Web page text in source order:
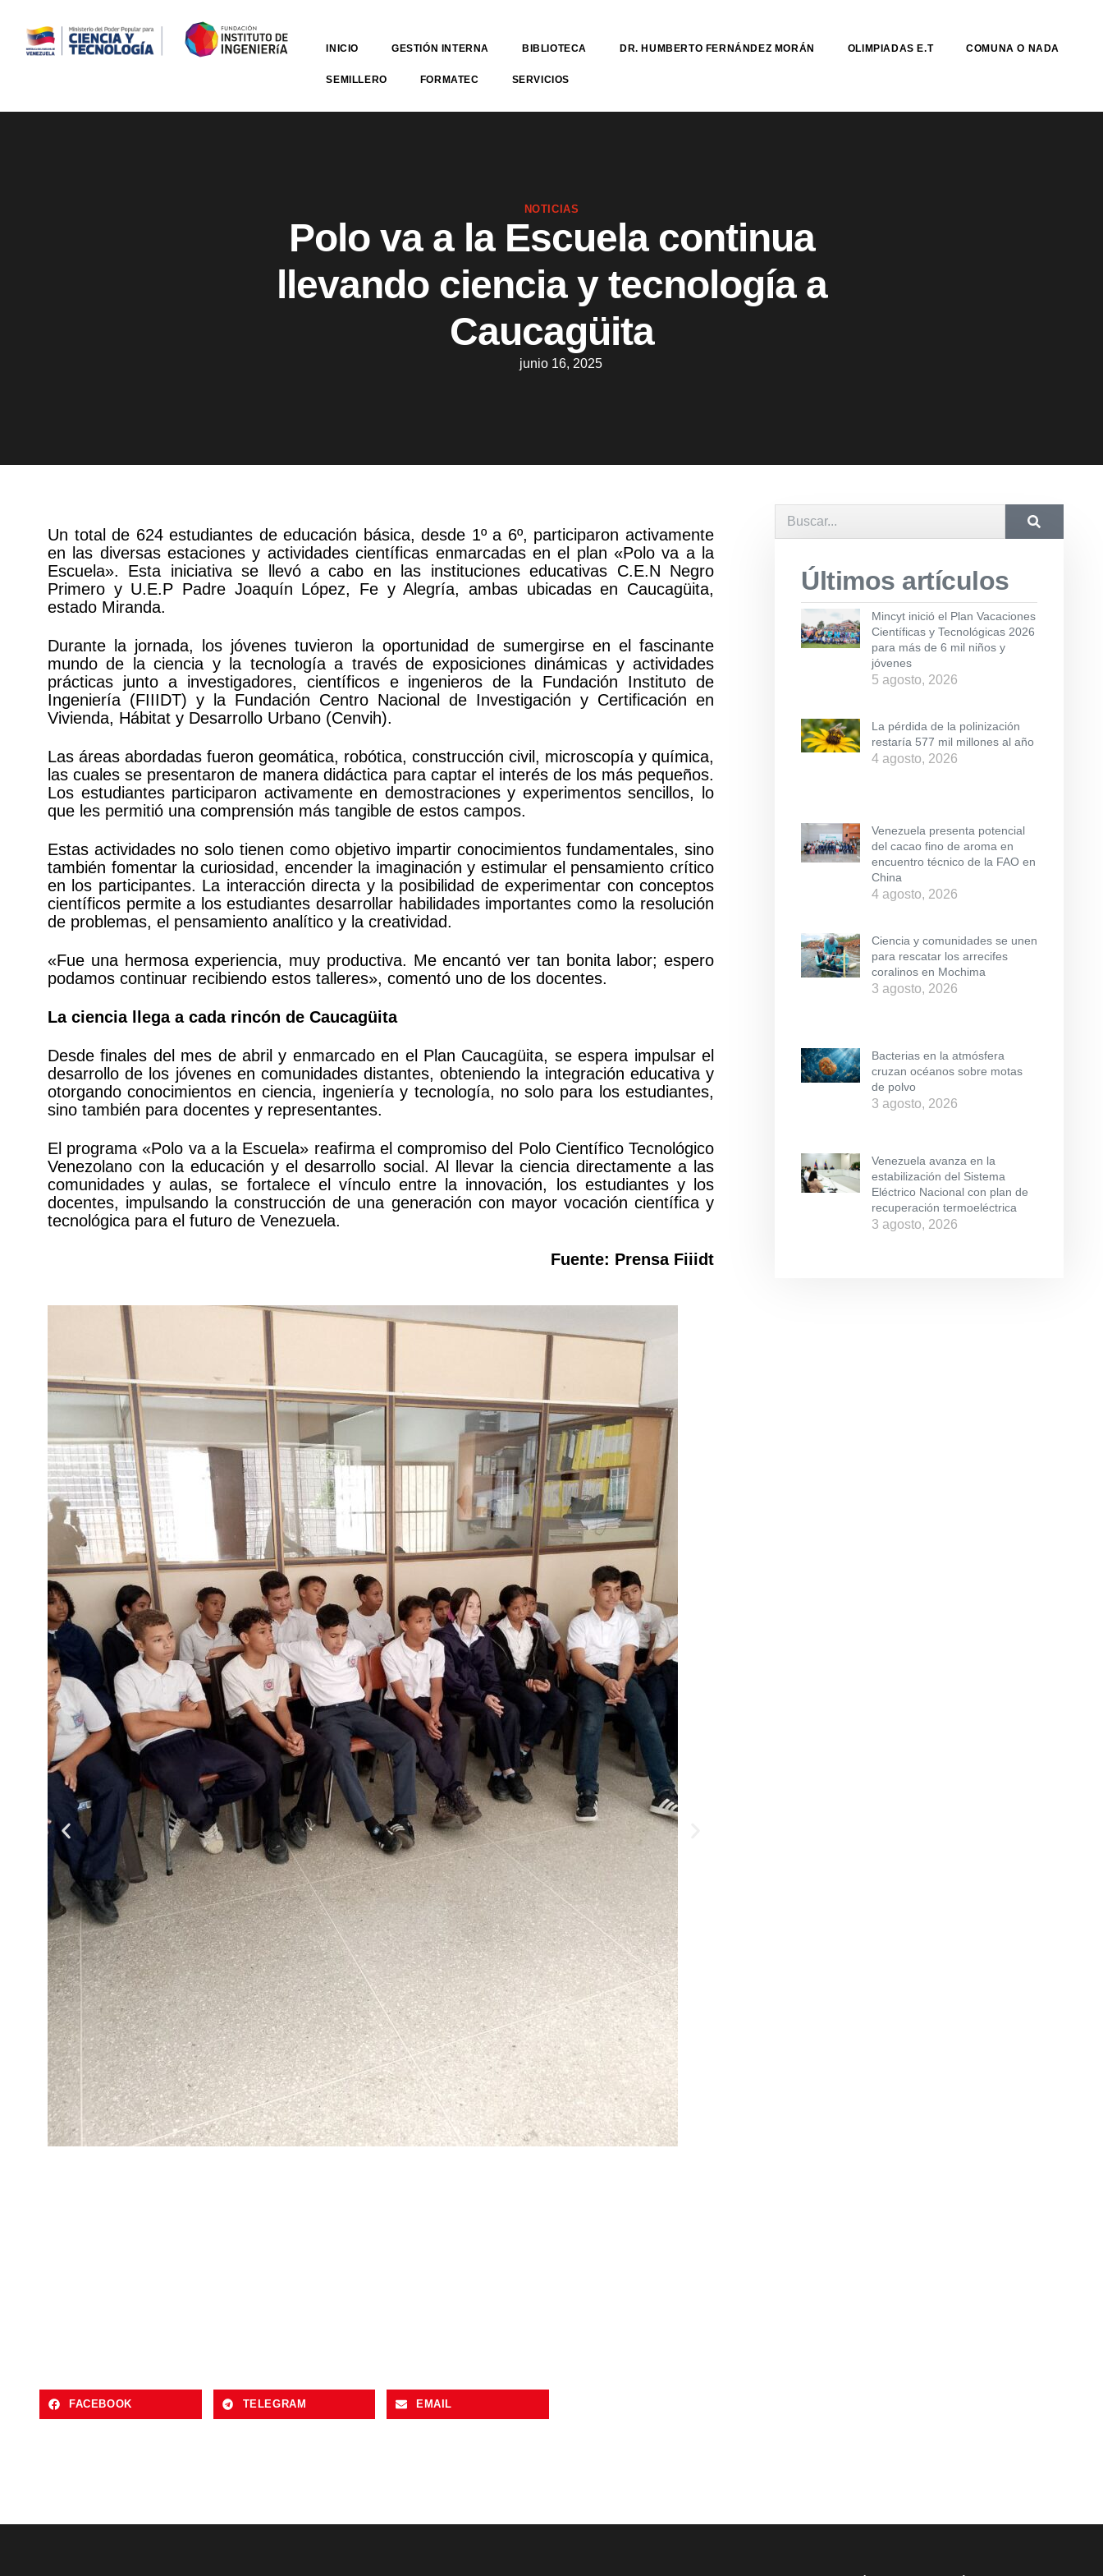
INICIO GESTIÓN INTERNA BIBLIOTECA DR. HUMBERTO FERNÁNDEZ MORÁN OLIMPIADAS E.T COMUNA O NADA
SEMILLERO FORMATEC SERVICIOS
NOTICIAS
Polo va a la Escuela continua
llevando ciencia y tecnología a
Caucagüita
junio 16, 2025
Un total de 624 estudiantes de educación básica, desde 1º a 6º, participaron activamente
en las diversas estaciones y actividades científicas enmarcadas en el plan «Polo va a la
Escuela». Esta iniciativa se llevó a cabo en las instituciones educativas C.E.N Negro
Primero y U.E.P Padre Joaquín López, Fe y Alegría, ambas ubicadas en Caucagüita,
estado Miranda.
Durante la jornada, los jóvenes tuvieron la oportunidad de sumergirse en el fascinante
mundo de la ciencia y la tecnología a través de exposiciones dinámicas y actividades
prácticas junto a investigadores, científicos e ingenieros de la Fundación Instituto de
Ingeniería (FIIIDT) y la Fundación Centro Nacional de Investigación y Certificación en
Vivienda, Hábitat y Desarrollo Urbano (Cenvih).
Las áreas abordadas fueron geomática, robótica, construcción civil, microscopía y química,
las cuales se presentaron de manera didáctica para captar el interés de los más pequeños.
Los estudiantes participaron activamente en demostraciones y experimentos sencillos, lo
que les permitió una comprensión más tangible de estos campos.
Estas actividades no solo tienen como objetivo impartir conocimientos fundamentales, sino
también fomentar la curiosidad, encender la imaginación y estimular el pensamiento crítico
en los participantes. La interacción directa y la posibilidad de experimentar con conceptos
científicos permite a los estudiantes desarrollar habilidades importantes como la resolución
de problemas, el pensamiento analítico y la creatividad.
«Fue una hermosa experiencia, muy productiva. Me encantó ver tan bonita labor; espero
podamos continuar recibiendo estos talleres», comentó uno de los docentes.
La ciencia llega a cada rincón de Caucagüita
Desde finales del mes de abril y enmarcado en el Plan Caucagüita, se espera impulsar el
desarrollo de los jóvenes en comunidades distantes, obteniendo la integración educativa y
otorgando conocimientos en ciencia, ingeniería y tecnología, no solo para los estudiantes,
sino también para docentes y representantes.
El programa «Polo va a la Escuela» reafirma el compromiso del Polo Científico Tecnológico
Venezolano con la educación y el desarrollo social. Al llevar la ciencia directamente a las
comunidades y aulas, se fortalece el vínculo entre la innovación, los estudiantes y los
docentes, impulsando la construcción de una generación con mayor vocación científica y
tecnológica para el futuro de Venezuela.
Fuente: Prensa Fiiidt
FACEBOOK TELEGRAM EMAIL
Últimos artículos
Mincyt inició el Plan Vacaciones
Científicas y Tecnológicas 2026
para más de 6 mil niños y
jóvenes
5 agosto, 2026
La pérdida de la polinización
restaría 577 mil millones al año
4 agosto, 2026
Venezuela presenta potencial
del cacao fino de aroma en
encuentro técnico de la FAO en
China
4 agosto, 2026
Ciencia y comunidades se unen
para rescatar los arrecifes
coralinos en Mochima
3 agosto, 2026
Bacterias en la atmósfera
cruzan océanos sobre motas
de polvo
3 agosto, 2026
Venezuela avanza en la
estabilización del Sistema
Eléctrico Nacional con plan de
recuperación termoeléctrica
3 agosto, 2026